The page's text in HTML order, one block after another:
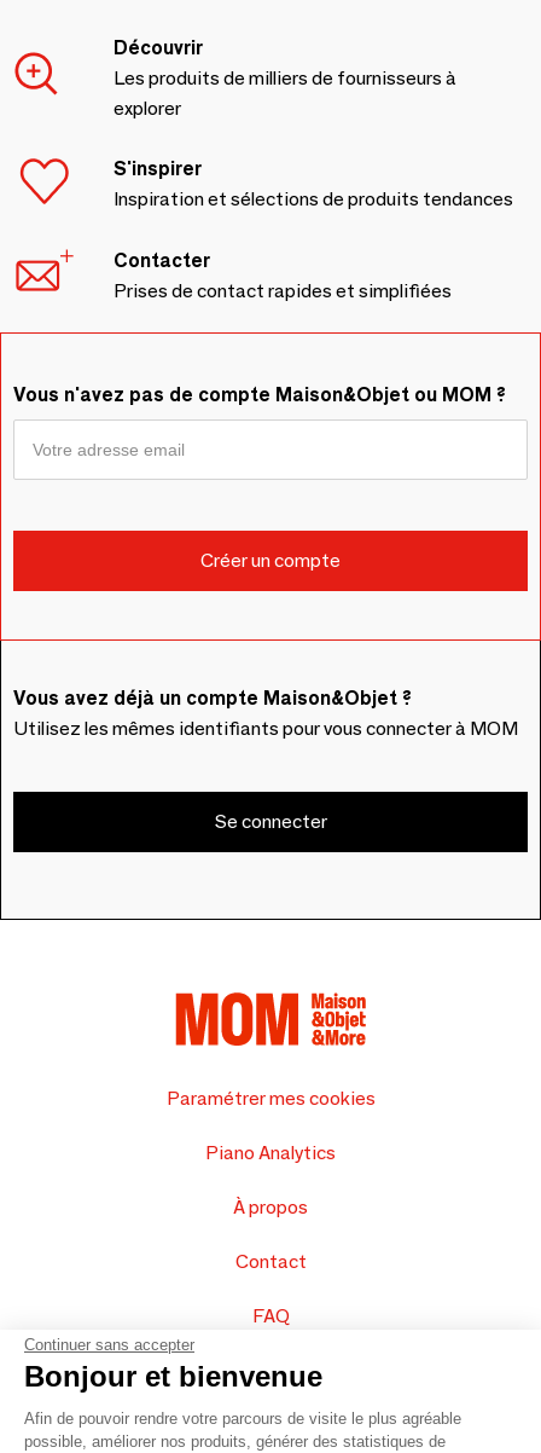
Découvrir
Les produits de milliers de fournisseurs à
explorer
S'inspirer
Inspiration et sélections de produits tendances
Contacter
Prises de contact rapides et simplifiées
Vous n'avez pas de compte Maison&Objet ou MOM ?
Vous avez déjà un compte Maison&Objet ?
Utilisez les mêmes identifiants pour vous connecter à MOM
Se connecter
Paramétrer mes cookies
Piano Analytics
À propos
Contact
FAQ
Vendez vos produits
Plan du site
Continuer sans accepter
Bonjour et bienvenue
Afin de pouvoir rendre votre parcours de visite le plus agréable
possible, améliorer nos produits, générer des statistiques de